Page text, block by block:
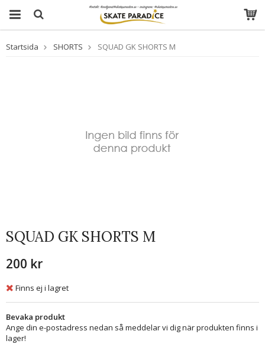
Startsida SHORTS SQUAD GK SHORTS M
SQUAD GK SHORTS M
200 kr
Finns ej i lagret
Bevaka produkt
Ange din e-postadress nedan så meddelar vi dig när produkten finns i
lager!